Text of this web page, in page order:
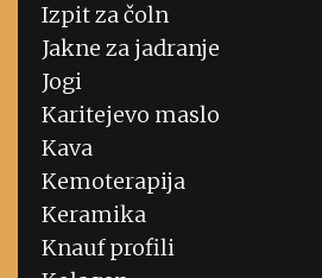
Izpit za čoln
Jakne za jadranje
Jogi
Karitejevo maslo
Kava
Kemoterapija
Keramika
Knauf profili